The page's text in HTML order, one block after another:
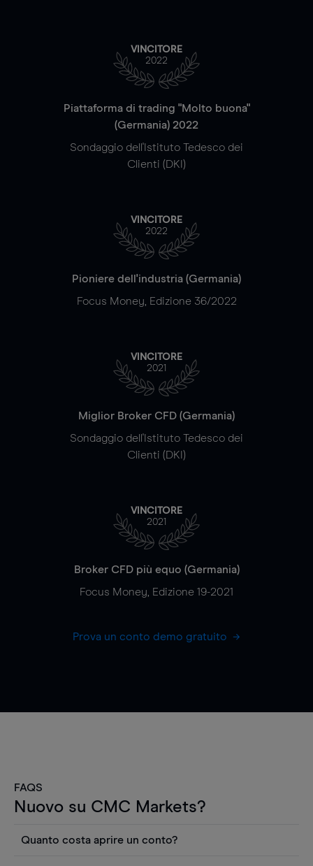
VINCITORE
2022
Piattaforma di trading "Molto buona"
(Germania) 2022
Sondaggio dell'Istituto Tedesco dei
Clienti (DKI)
VINCITORE
2022
Pioniere dell'industria (Germania)
Focus Money, Edizione 36/2022
VINCITORE
2021
Miglior Broker CFD (Germania)
Sondaggio dell'Istituto Tedesco dei
Clienti (DKI)
VINCITORE
2021
Broker CFD più equo (Germania)
Focus Money, Edizione 19-2021
Prova un conto demo gratuito
FAQS
Nuovo su CMC Markets?
Quanto costa aprire un conto?